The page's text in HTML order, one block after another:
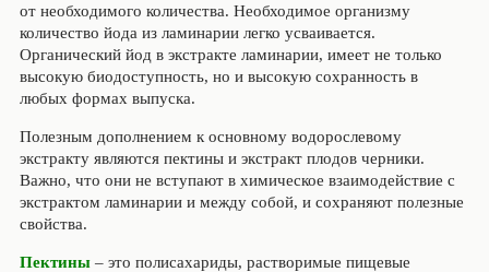
от необходимого количества. Необходимое организму
количество йода из ламинарии легко усваивается.
Органический йод в экстракте ламинарии, имеет не только
высокую биодоступность, но и высокую сохранность в
любых формах выпуска.
Полезным дополнением к основному водорослевому
экстракту являются пектины и экстракт плодов черники.
Важно, что они не вступают в химическое взаимодействие с
экстрактом ламинарии и между собой, и сохраняют полезные
свойства.
Пектины – это полисахариды, растворимые пищевые